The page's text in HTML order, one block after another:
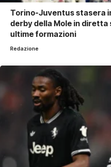
Torino-Juventus stasera
derby della Mole in
ultime formazioni
Redazione